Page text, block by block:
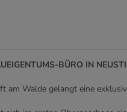
BÜRO IN
am Walde gelangt eine